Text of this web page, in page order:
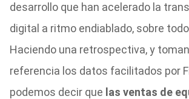
desarrollo que han acelerado la
digital a ritmo endiablado, sobre
Haciendo una retrospectiva, y
referencia los datos facilitados por
podemos decir que las ventas de